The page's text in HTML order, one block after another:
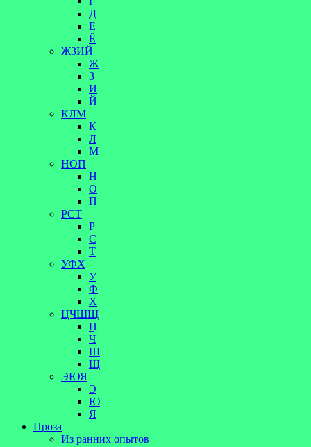
Д
Е
Ё
ЖЗИЙ
Ж
З
И
Й
КЛМ
К
Л
М
НОП
Н
О
П
РСТ
Р
С
Т
УФХ
У
Ф
Х
ЦЧШЩ
Ц
Ч
Ш
Щ
ЭЮЯ
Э
Ю
Я
Проза
Из ранних опытов